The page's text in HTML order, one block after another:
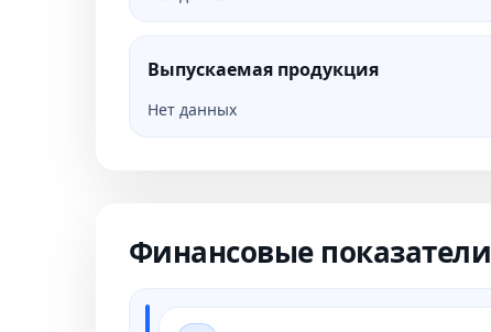
Выпускаемая продукция
Нет данных
Финансовые показатели